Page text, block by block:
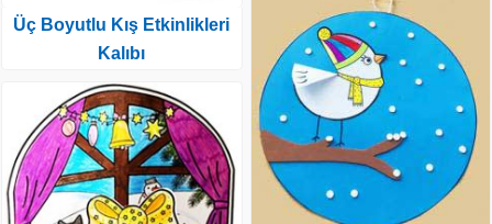
Üç Boyutlu Kış Etkinlikleri
Kalıbı